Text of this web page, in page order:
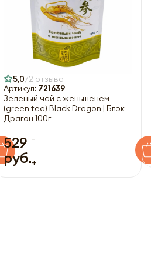
5,0 2 отзыва
Артикул: 721639
Зеленый чай с женьшенем
(green tea) Black Dragon | Блэк
Драгон 100г
529
руб.
-
+